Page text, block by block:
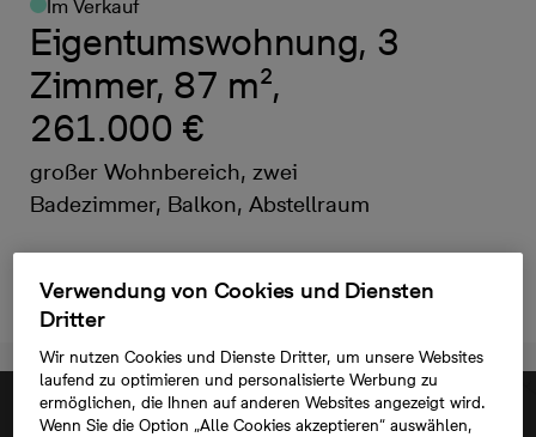
Im Verkauf
Eigentumswohnung, 3
Zimmer, 87 m²,
261.000 €
großer Wohnbereich, zwei
Badezimmer, Balkon, Abstellraum
Kontakt aufnehmen
Verwendung von Cookies und Diensten
Dritter
Wir nutzen Cookies und Dienste Dritter, um unsere Websites
laufend zu optimieren und personalisierte Werbung zu
ermöglichen, die Ihnen auf anderen Websites angezeigt wird.
Wenn Sie die Option „Alle Cookies akzeptieren“ auswählen,